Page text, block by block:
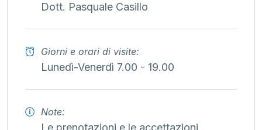
Dott. Pasquale Casillo
Giorni e orari di visite:
Lunedì-Venerdì 7.00 - 19.00
Note:
Le prenotazioni e le accettazioni